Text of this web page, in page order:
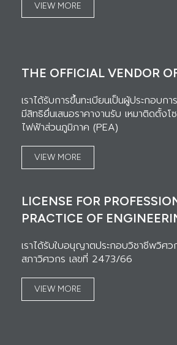
VIEW MORE
THE OFFICIAL VENDOR
เราได้รับการขึ้นทะเบียนเป็นผู้ประกอบก
มีสิทธิยื่นเสนอราคางานรับ เหมาติดตั้งโ
ไฟฟ้าส่วนภูมิภาค (PEA)
VIEW MORE
LICENSE FOR
PRACTICE OF
เราได้รับใบอนุญาตประกอบวิชาชีพวิศ
สภาวิศวกร เลขที่ 2473/66
VIEW MORE